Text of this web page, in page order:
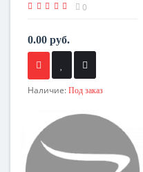
0
0.00 руб.
Наличие: Под заказ